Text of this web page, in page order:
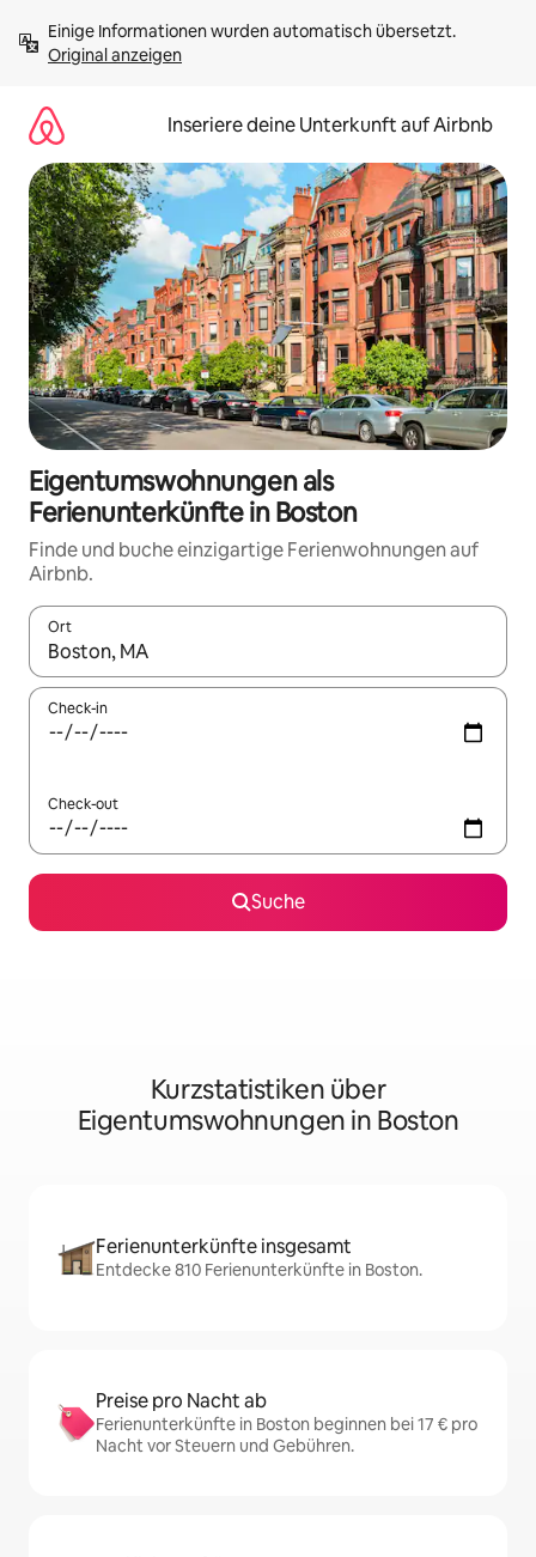
Inhalten
springenOriginal anzeigen
Inseriere deine Unterkunft auf Airbnb
Eigentumswohnungen als
Ferienunterkünfte in Boston
Finde und buche einzigartige Ferienwohnungen auf
Airbnb.
Ort
Wenn Ergebnisse verfügbar sind, navigiere mit den
Check-in
Check-out
Suche
Kurzstatistiken über
Eigentumswohnungen in Boston
Ferienunterkünfte insgesamt
Entdecke 810 Ferienunterkünfte in Boston.
Preise pro Nacht ab
Ferienunterkünfte in Boston beginnen bei 17 € pro
Nacht vor Steuern und Gebühren.